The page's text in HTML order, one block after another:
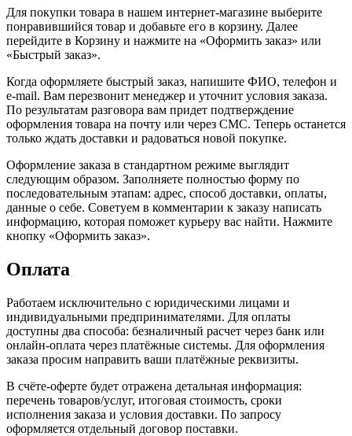
Для покупки товара в нашем интернет-магазине выберите
понравившийся товар и добавьте его в корзину. Далее
перейдите в Корзину и нажмите на «Оформить заказ» или
«Быстрый заказ».
Когда оформляете быстрый заказ, напишите ФИО, телефон и
e-mail. Вам перезвонит менеджер и уточнит условия заказа.
По результатам разговора вам придет подтверждение
оформления товара на почту или через СМС. Теперь останется
только ждать доставки и радоваться новой покупке.
Оформление заказа в стандартном режиме выглядит
следующим образом. Заполняете полностью форму по
последовательным этапам: адрес, способ доставки, оплаты,
данные о себе. Советуем в комментарии к заказу написать
информацию, которая поможет курьеру вас найти. Нажмите
кнопку «Оформить заказ».
Оплата
Работаем исключительно с юридическими лицами и
индивидуальными предпринимателями. Для оплаты
доступны два способа: безналичный расчет через банк или
онлайн-оплата через платёжные системы. Для оформления
заказа просим направить ваши платёжные реквизиты.
В счёте-оферте будет отражена детальная информация:
перечень товаров/услуг, итоговая стоимость, сроки
исполнения заказа и условия доставки. По запросу
оформляется отдельный договор поставки.